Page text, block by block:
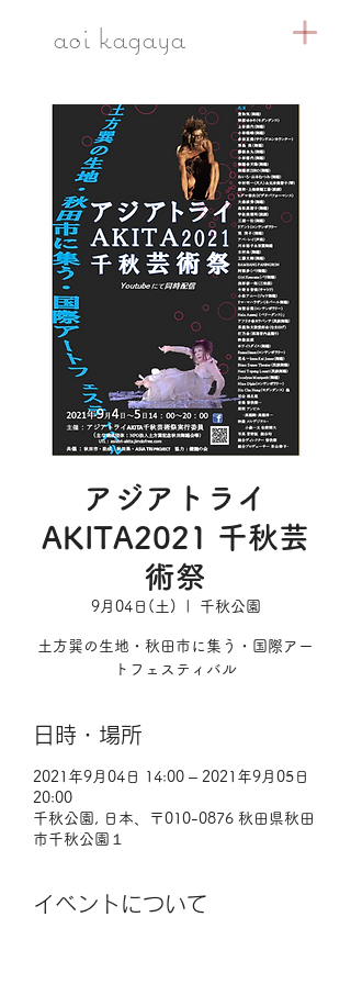
​aoi kagaya
アジアトライ
AKITA2021 千秋芸
術祭
9月04日(土) 千秋公園
土方巽の生地・秋田市に集う・国際アー
トフェスティバル
日時・場所
2021年9月04日 14:00 – 2021年9月05日
20:00
千秋公園, 日本、〒010-0876 秋田県秋田
市千秋公園１
イベントについて